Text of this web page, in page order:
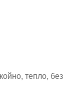
тепло, без